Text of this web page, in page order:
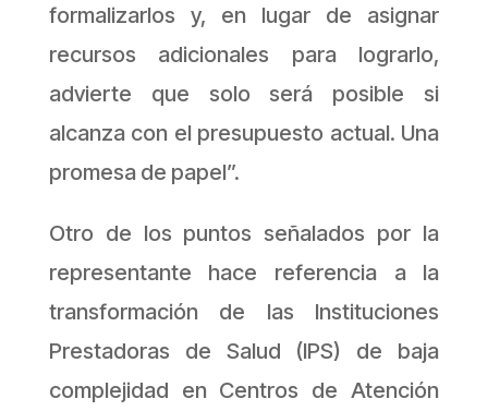
formalizarlos y, en lugar de asignar
recursos adicionales para lograrlo,
advierte que solo será posible si
alcanza con el presupuesto actual. Una
promesa de papel”.
Otro de los puntos señalados por la
representante hace referencia a la
transformación de las Instituciones
Prestadoras de Salud (IPS) de baja
complejidad en Centros de Atención